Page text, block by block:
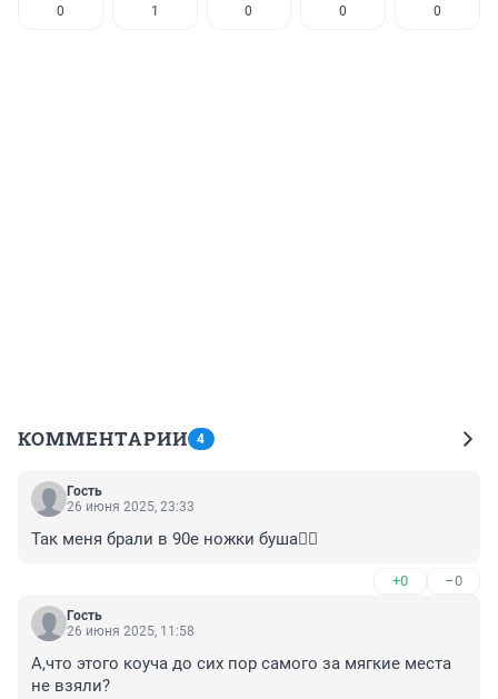
0 1 0 0 0
КОММЕНТАРИИ 4
Гость
26 июня 2025, 23:33
Так меня брали в 90е ножки буша🤷‍♂️
+0 –0
Гость
26 июня 2025, 11:58
А,что этого коуча до сих пор самого за мягкие места
не взяли?